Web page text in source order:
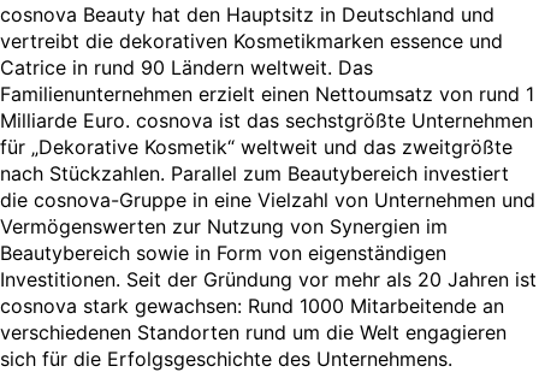
cosnova Beauty hat den Hauptsitz in Deutschland und
vertreibt die dekorativen Kosmetikmarken essence und
Catrice in rund 90 Ländern weltweit. Das
Familienunternehmen erzielt einen Nettoumsatz von rund 1
Milliarde Euro. cosnova ist das sechstgrößte Unternehmen
für „Dekorative Kosmetik“ weltweit und das zweitgrößte
nach Stückzahlen. Parallel zum Beautybereich investiert
die cosnova-Gruppe in eine Vielzahl von Unternehmen und
Vermögenswerten zur Nutzung von Synergien im
Beautybereich sowie in Form von eigenständigen
Investitionen. Seit der Gründung vor mehr als 20 Jahren ist
cosnova stark gewachsen: Rund 1000 Mitarbeitende an
verschiedenen Standorten rund um die Welt engagieren
sich für die Erfolgsgeschichte des Unternehmens.